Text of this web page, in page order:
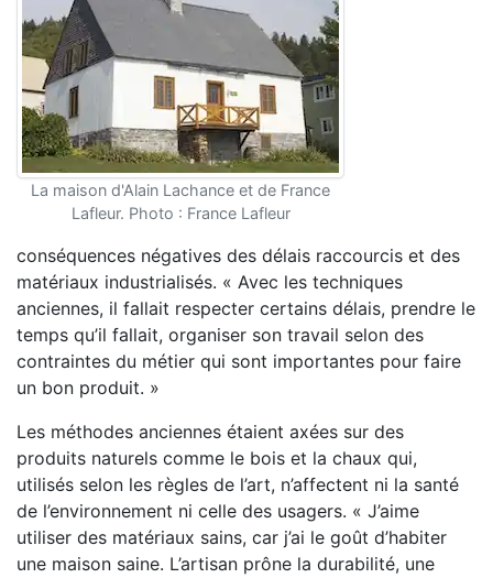
La maison d'Alain Lachance et de France
Lafleur. Photo : France Lafleur
conséquences négatives des délais raccourcis et des
matériaux industrialisés. « Avec les techniques
anciennes, il fallait respecter certains délais, prendre le
temps qu’il fallait, organiser son travail selon des
contraintes du métier qui sont importantes pour faire
un bon produit. »
Les méthodes anciennes étaient axées sur des
produits naturels comme le bois et la chaux qui,
utilisés selon les règles de l’art, n’affectent ni la santé
de l’environnement ni celle des usagers. « J’aime
utiliser des matériaux sains, car j’ai le goût d’habiter
une maison saine. L’artisan prône la durabilité, une